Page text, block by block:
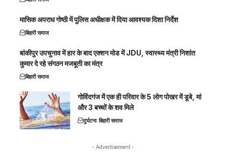
मासिक अपराध गोष्ठी में पुलिस अधीक्षक में दिया आवश्यक दिशा निर्देश
बिहारी समाज
बांकीपुर उपचुनाव में हार के बाद एक्शन मोड में JDU, स्वास्थ्य मंत्री निशांत
कुमार दे रहे संगठन मजबूती का मंत्र
बिहारी समाज
गोविंदगंज में एक ही परिवार के 5 लोग पोखर में डूबे, मां
और 3 बच्चों के शव मिले
दुर्घटना बिहारी समाज
- Advertisement -